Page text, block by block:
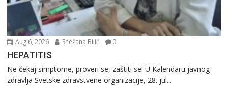
Aug 6, 2026 Snežana Bilić 0
HEPATITIS
Ne čekaj simptome, proveri se, zaštiti se! U Kalendaru javnog
zdravlja Svetske zdravstvene organizacije, 28. jul...